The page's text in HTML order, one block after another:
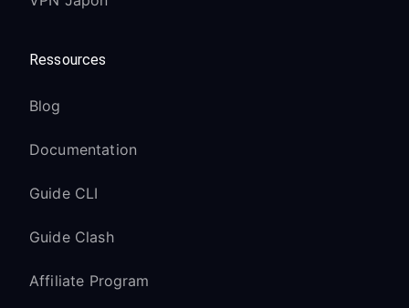
Ressources
Blog
Documentation
Guide CLI
Guide Clash
Affiliate Program